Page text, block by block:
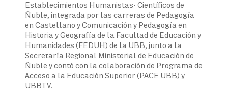
Establecimientos Humanistas- Científicos de
Ñuble, integrada por las carreras de Pedagogía
en Castellano y Comunicación y Pedagogía en
Historia y Geografía de la Facultad de Educación y
Humanidades (FEDUH) de la UBB, junto a la
Secretaría Regional Ministerial de Educación de
Ñuble y contó con la colaboración de Programa de
Acceso a la Educación Superior (PACE UBB) y
UBBTV.